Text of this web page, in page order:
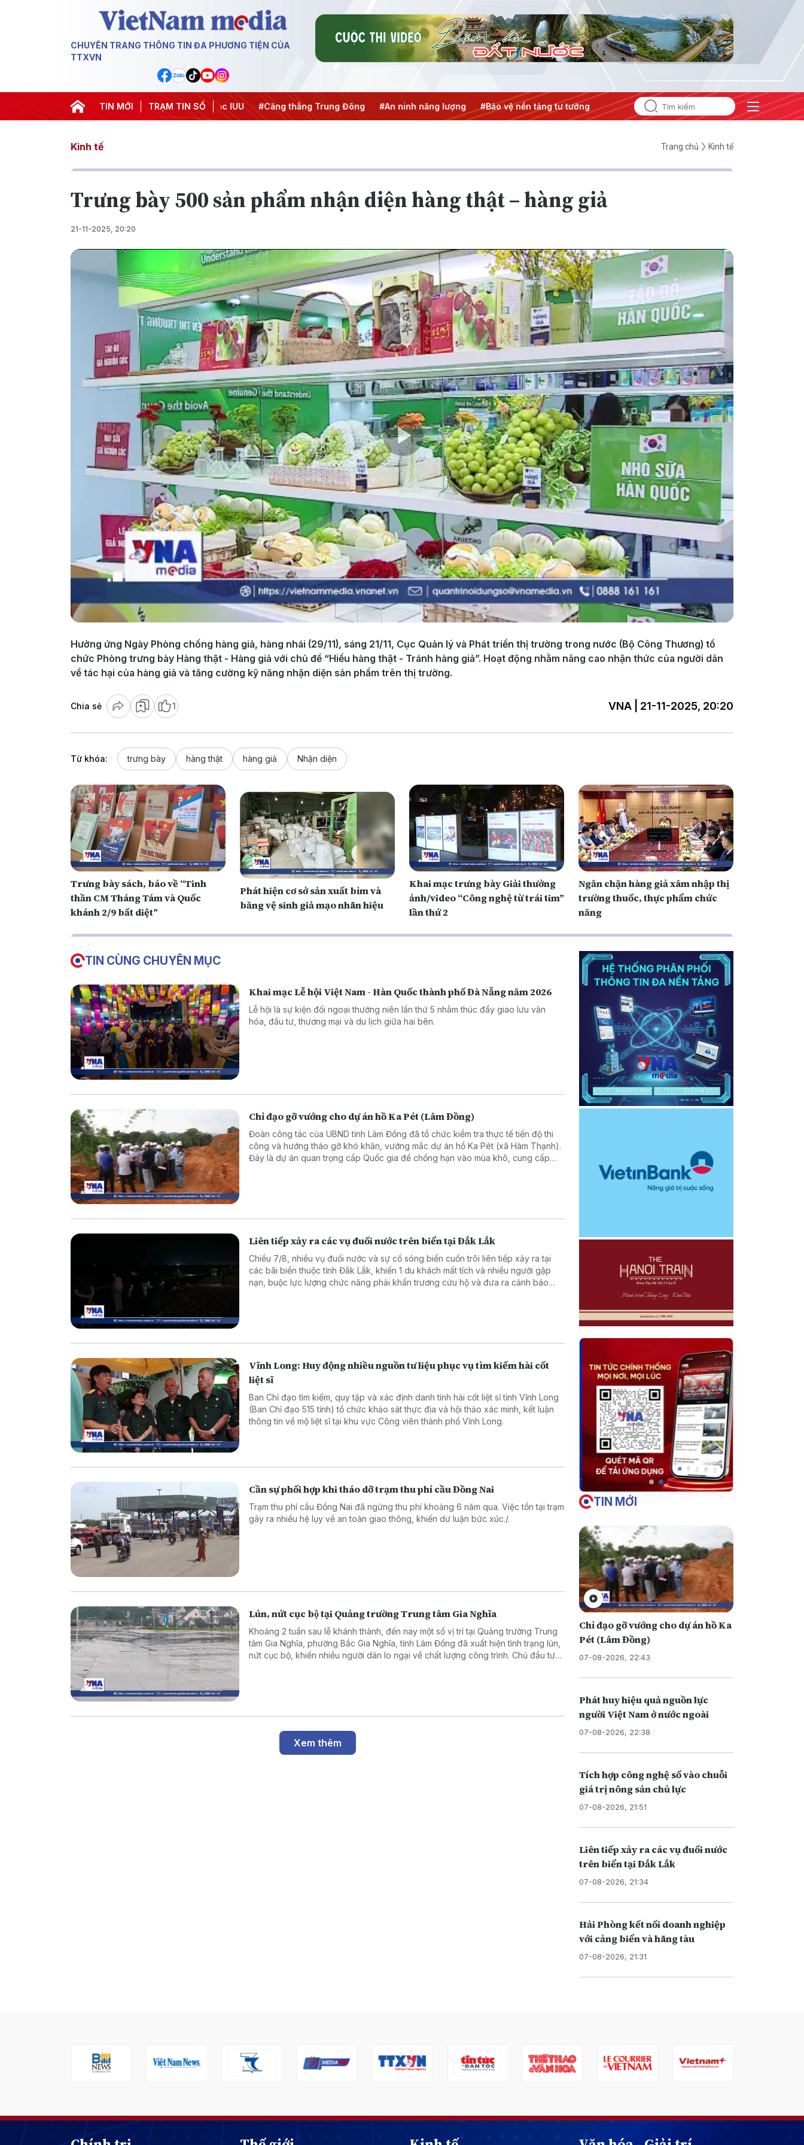
CHUYÊN TRANG THÔNG TIN ĐA PHƯƠNG TIỆN CỦA
TTXVN
TIN MỚI TRẠM TIN SỐ
dịch 500 ngày đêm #Chống khai thác IUU #Căng thẳng Trung Đông #An ninh năng lượng #Bảo vệ nền tảng tư tưởng của Đảng #Hội nghị Trung ương 3
Kinh tế Trang chủ Kinh tế
Trưng bày 500 sản phẩm nhận diện hàng thật – hàng giả
21-11-2025, 20:20
Play
Video
Hưởng ứng Ngày Phòng chống hàng giả, hàng nhái (29/11), sáng 21/11, Cục Quản lý và Phát triển thị trường trong nước (Bộ Công Thương) tổ
chức Phòng trưng bày Hàng thật - Hàng giả với chủ đề “Hiểu hàng thật - Tránh hàng giả”. Hoạt động nhằm nâng cao nhận thức của người dân
về tác hại của hàng giả và tăng cường kỹ năng nhận diện sản phẩm trên thị trường.
Chia sẻ 1 VNA | 21-11-2025, 20:20
Từ khóa: trưng bày hàng thật hàng giả Nhận diện
Trưng bày sách, báo về “Tinh
thần CM Tháng Tám và Quốc
khánh 2/9 bất diệt”
Phát hiện cơ sở sản xuất bỉm và
băng vệ sinh giả mạo nhãn hiệu
Khai mạc trưng bày Giải thưởng
ảnh/video “Công nghệ từ trái tim”
lần thứ 2
Ngăn chặn hàng giả xâm nhập thị
trường thuốc, thực phẩm chức
năng
TIN CÙNG CHUYÊN MỤC
Khai mạc Lễ hội Việt Nam - Hàn Quốc thành phố Đà Nẵng năm 2026
Lễ hội là sự kiện đối ngoại thường niên lần thứ 5 nhằm thúc đẩy giao lưu văn
hóa, đầu tư, thương mại và du lịch giữa hai bên.
Chỉ đạo gỡ vướng cho dự án hồ Ka Pét (Lâm Đồng)
Đoàn công tác của UBND tỉnh Lâm Đồng đã tổ chức kiểm tra thực tế tiến độ thi
công và hướng tháo gỡ khó khăn, vướng mắc dự án hồ Ka Pét (xã Hàm Thạnh).
Đây là dự án quan trọng cấp Quốc gia để chống hạn vào mùa khô, cung cấp
Liên tiếp xảy ra các vụ đuối nước trên biển tại Đắk Lắk
Chiều 7/8, nhiều vụ đuối nước và sự cố sóng biển cuốn trôi liên tiếp xảy ra tại
các bãi biển thuộc tỉnh Đắk Lắk, khiến 1 du khách mất tích và nhiều người gặp
nạn, buộc lực lượng chức năng phải khẩn trương cứu hộ và đưa ra cảnh báo
Vĩnh Long: Huy động nhiều nguồn tư liệu phục vụ tìm kiếm hài cốt
liệt sĩ
Ban Chỉ đạo tìm kiếm, quy tập và xác định danh tính hài cốt liệt sĩ tỉnh Vĩnh Long
(Ban Chỉ đạo 515 tỉnh) tổ chức khảo sát thực địa và hội thảo xác minh, kết luận
thông tin về mộ liệt sĩ tại khu vực Công viên thành phố Vĩnh Long.
Cần sự phối hợp khi tháo dỡ trạm thu phí cầu Đồng Nai
Trạm thu phí cầu Đồng Nai đã ngừng thu phí khoảng 6 năm qua. Việc tồn tại trạm
gây ra nhiều hệ lụy về an toàn giao thông, khiến dư luận bức xúc./.
Lún, nứt cục bộ tại Quảng trường Trung tâm Gia Nghĩa
Khoảng 2 tuần sau lễ khánh thành, đến nay một số vị trí tại Quảng trường Trung
tâm Gia Nghĩa, phường Bắc Gia Nghĩa, tỉnh Lâm Đồng đã xuất hiện tình trạng lún,
nứt cục bộ, khiến nhiều người dân lo ngại về chất lượng công trình. Chủ đầu tư
Xem thêm
TIN MỚI
Chỉ đạo gỡ vướng cho dự án hồ Ka
Pét (Lâm Đồng)
07-08-2026, 22:43
Phát huy hiệu quả nguồn lực
người Việt Nam ở nước ngoài
07-08-2026, 22:38
Tích hợp công nghệ số vào chuỗi
giá trị nông sản chủ lực
07-08-2026, 21:51
Liên tiếp xảy ra các vụ đuối nước
trên biển tại Đắk Lắk
07-08-2026, 21:34
Hải Phòng kết nối doanh nghiệp
với cảng biển và hãng tàu
07-08-2026, 21:31